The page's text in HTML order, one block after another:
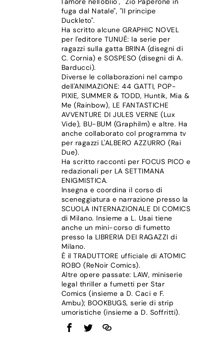
fuga dal Natale", "Il principe
Duckleto".
Ha scritto alcune GRAPHIC NOVEL
per l'editore TUNUÉ: la serie per
ragazzi sulla gatta BRINA (disegni di
C. Cornia) e SOSPESO (disegni di A.
Barducci).
Diverse le collaborazioni nel campo
dell'ANIMAZIONE: 44 GATTI, POP-
PIXIE, SUMMER & TODD, Huntik, Mia &
Me (Rainbow), LE FANTASTICHE
AVVENTURE DI JULES VERNE (Lux
Vide), BU-BUM (Graphilm) e altre. Ha
anche collaborato col programma tv
per ragazzi L'ALBERO AZZURRO (Rai
Due).
Ha scritto racconti per FOCUS PICO e
redazionali per LA SETTIMANA
ENIGMISTICA.
Insegna e coordina il corso di
sceneggiatura e narrazione presso la
SCUOLA INTERNAZIONALE DI COMICS
di Milano. Insieme a L. Usai tiene
anche un mini-corso di fumetto
presso la LIBRERIA DEI RAGAZZI di
Milano.
È il TRADUTTORE ufficiale di ATOMIC
ROBO (ReNoir Comics).
Altre opere passate: LAW, miniserie
legal thriller a fumetti per Star
Comics (insieme a D. Caci e F.
Ambu); BOOKBUGS, serie di strip
umoristiche (insieme a D. Soffritti).